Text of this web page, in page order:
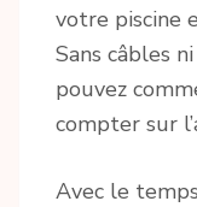
votre piscine
Sans câbles
pouvez
compter sur
Avec le